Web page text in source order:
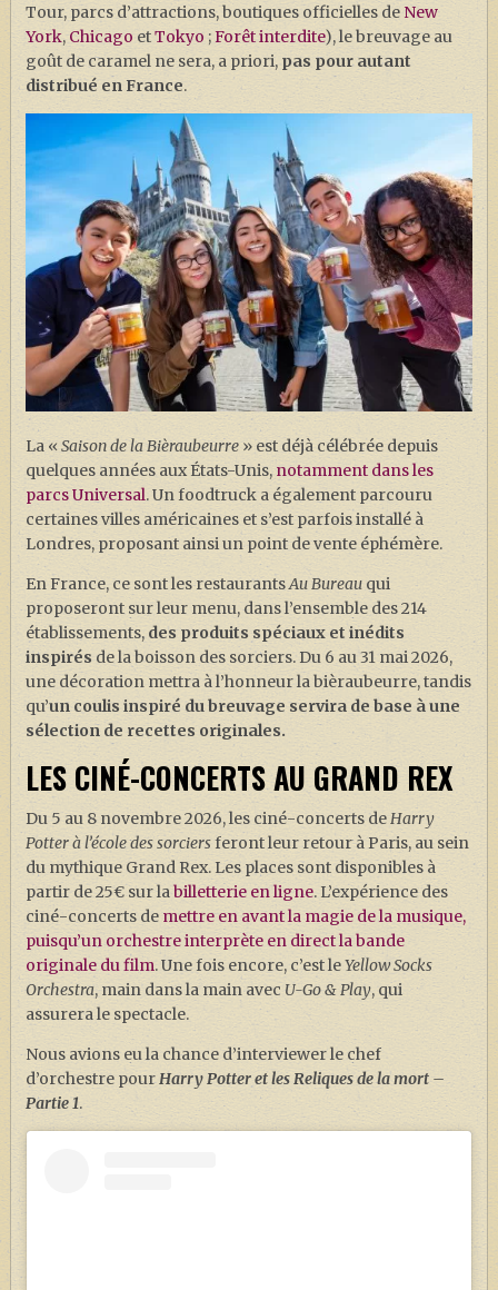
Tour, parcs d’attractions, boutiques officielles de New
York, Chicago etTokyo ;Forêt interdite), le breuvage au
goût de caramel ne sera, a priori,pas pour autant
distribué en France.
La «Saison de la Bièraubeurre» est déjà célébrée depuis
quelques années aux États-Unis, notamment dans les
parcs Universal. Un foodtruck a également parcouru
certaines villes américaines et s’est parfois installé à
Londres, proposant ainsi un point de vente éphémère.
En France, ce sont les restaurantsAu Bureau qui
proposeront sur leur menu, dans l’ensemble des 214
établissements, des produits spéciaux et inédits
inspirés de la boisson des sorciers. Du 6 au 31 mai 2026,
une décoration mettra à l’honneur la bièraubeurre, tandis
qu’un coulis inspiré du breuvage servira de base à une
sélection de recettes originales.
LES CINÉ-CONCERTS AU GRAND REX
Du 5 au 8 novembre 2026, les ciné-concerts deHarry
Potter à l’école des sorciersferont leur retour à Paris, au sein
du mythique Grand Rex. Les places sont disponibles à
partir de 25€ sur labilletterie en ligne. L’expérience des
ciné-concerts de mettre en avant la magie de la musique,
puisqu’un orchestre interprète en direct la bande
originale du film. Une fois encore, c’est leYellow Socks
Orchestra, main dans la main avec U-Go & Play, qui
assurera le spectacle.
Nous avions eu la chance d’interviewer le chef
d’orchestre pourHarry Potter et les Reliques de la mort –
Partie 1.